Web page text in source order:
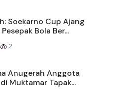
Soekarno Cup Ajang
Bola Ber...
2
Anugerah Anggota
Muktamar Tapak...